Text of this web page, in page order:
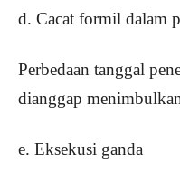
d. Cacat formil dalam
Perbedaan tanggal
dianggap
e. Eksekusi ganda